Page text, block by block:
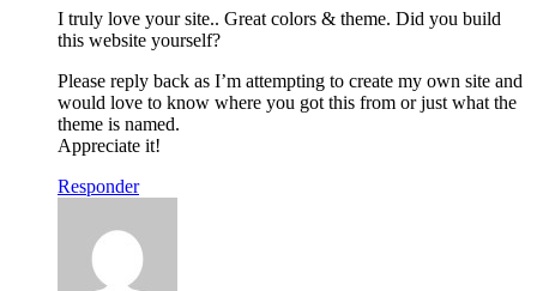
I truly love your site.. Great colors & theme. Did you build
this website yourself?
Please reply back as I’m attempting to create my own site and
would love to know where you got this from or just what the
theme is named.
Appreciate it!
Responder